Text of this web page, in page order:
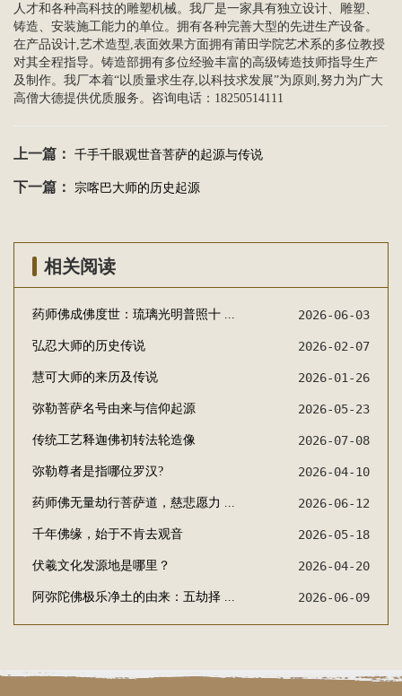
人才和各种高科技的雕塑机械。我厂是一家具有独立设计、雕塑、
铸造、安装施工能力的单位。拥有各种完善大型的先进生产设备。
在产品设计,艺术造型,表面效果方面拥有莆田学院艺术系的多位教授
对其全程指导。铸造部拥有多位经验丰富的高级铸造技师指导生产
及制作。我厂本着“以质量求生存,以科技求发展”为原则,努力为广大
高僧大德提供优质服务。咨询电话：18250514111
上一篇： 千手千眼观世音菩萨的起源与传说
下一篇： 宗喀巴大师的历史起源
相关阅读
药师佛成佛度世：琉璃光明普照十 ... 2026-06-03
弘忍大师的历史传说 2026-02-07
慧可大师的来历及传说 2026-01-26
弥勒菩萨名号由来与信仰起源 2026-05-23
传统工艺释迦佛初转法轮造像 2026-07-08
弥勒尊者是指哪位罗汉? 2026-04-10
药师佛无量劫行菩萨道，慈悲愿力 ... 2026-06-12
千年佛缘，始于不肯去观音 2026-05-18
伏羲文化发源地是哪里？ 2026-04-20
阿弥陀佛极乐净土的由来：五劫择 ... 2026-06-09